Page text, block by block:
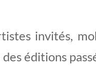
invités,
éditions